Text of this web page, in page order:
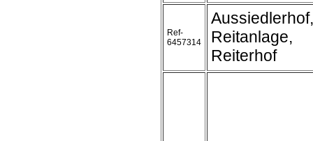
Ref-
6457314
Aussiedlerhof,
Reitanlage,
Reiterhof